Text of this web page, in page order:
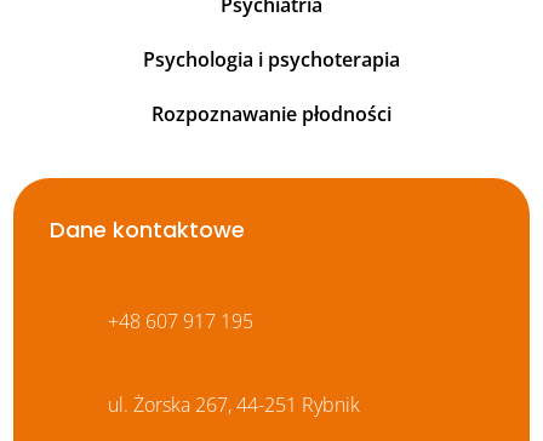
Psychologia i psychoterapia
Rozpoznawanie płodności
Dane kontaktowe
+48 607 917 195
ul. Żorska 267, 44-251 Rybnik